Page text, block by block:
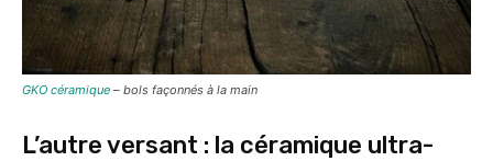
GKO céramique – bols façonnés à la main
L’autre versant : la céramique ultra-